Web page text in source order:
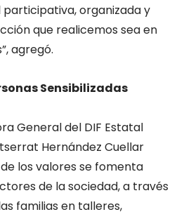
organizada y
que realicemos sea en
agregó.
Sensibilizadas
General del DIF Estatal
Hernández Cuellar
los valores se fomenta
de la sociedad, a través
familias en talleres,